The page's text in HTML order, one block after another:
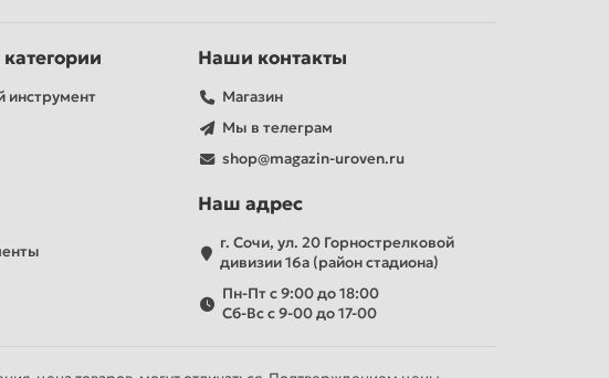
инструмент
Наши контакты
Магазин
Мы в телеграм
shop@magazin-uroven.ru
Наш адрес
г. Сочи, ул. 20 Горнострелковой
дивизии 16а (район стадиона)
Пн-Пт с 9:00 до 18:00
Сб-Вс с 9-00 до 17-00